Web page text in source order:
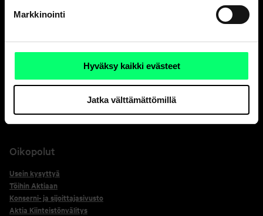
Markkinointi
Hyväksy kaikki evästeet
Jatka välttämättömillä
010 247 050
+358 800 0 2477
Verkko­pankin sulku 24 h
+358 20 333
*Korttiturvallisuuspalvelun yhteydenotot kortinhaltijoille tulevat numerosta
+358 800 0 2476, soita tähän numeroon vain erikseen pyydettäessä.
Oikopolut
Usein kysyttyä
Töihin Aktiaan
Konserni- ja sijoittajasivusto
Aktia Kiinteistönvälitys